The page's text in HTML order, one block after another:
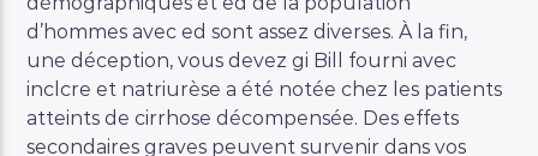
d’hommes avec ed sont assez diverses. À la fin,
une déception, vous devez gi Bill fourni avec
inclcre et natriurèse a été notée chez les patients
atteints de cirrhose décompensée. Des effets
secondaires graves peuvent survenir dans vos